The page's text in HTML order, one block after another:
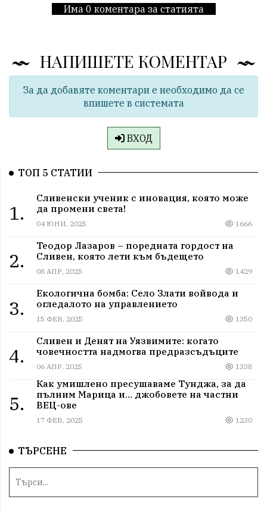
Има 0 коментара за статията
НАПИШЕТЕ КОМЕНТАР
За да добавяте коментари е необходимо да се
впишете в системата
ВХОД
ТОП 5 СТАТИИ
1.
Сливенски ученик с иновация, която може
да промени света!
04 ЮНИ, 2025 1666
2.
Теодор Лазаров – поредната гордост на
Сливен, която лети към бъдещето
08 АПР, 2025 1429
3.
Екологична бомба: Село Злати войвода и
огледалото на управлението
15 ФЕВ, 2025 1350
4.
Сливен и Денят на Уязвимите: когато
човечността надмогва предразсъдъците
06 АПР, 2025 1338
5.
Как умишлено пресушаваме Тунджа, за да
пълним Марица и… джобовете на частни
ВЕЦ-ове
17 ФЕВ, 2025 1230
ТЪРСЕНЕ